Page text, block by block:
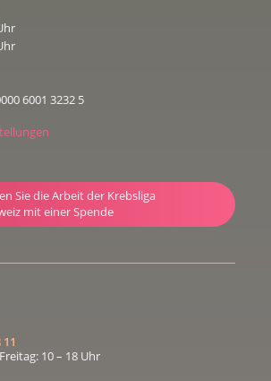
6001 3232 5
Sie die Arbeit der Krebsliga
mit einer Spende
10 – 18 Uhr